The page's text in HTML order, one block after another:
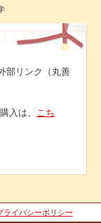
部リンク（丸善
入は、
こち
ライバシーポリシー